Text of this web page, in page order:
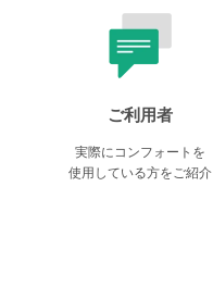
ご利用者
実際にコンフォートを
使用している方をご紹介